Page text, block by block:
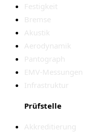
Festigkeit
Bremse
Akustik
Aerodynamik
Pantograph
EMV-Messungen
Infrastruktur
Prüfstelle
Akkreditierung